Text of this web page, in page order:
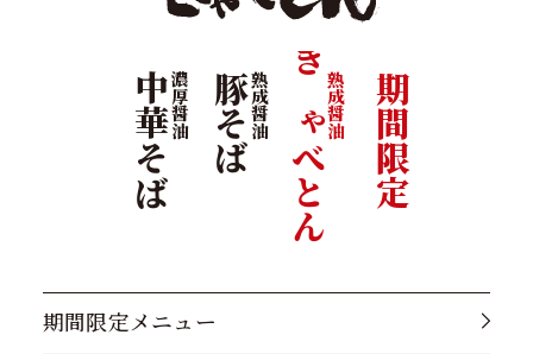
期間限定
熟成醤油
きゃべとん
熟成醤油
豚そば
濃厚醤油
中華そば
期間限定メニュー